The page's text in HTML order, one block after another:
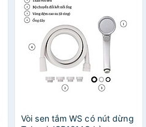
Vòi sen tắm WS có nút dừng